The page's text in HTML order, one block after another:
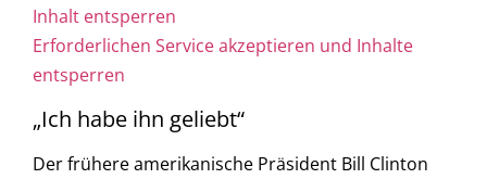
Inhalt entsperren
Erforderlichen Service akzeptieren und Inhalte
entsperren
„Ich habe ihn geliebt“
Der frühere amerikanische Präsident Bill Clinton